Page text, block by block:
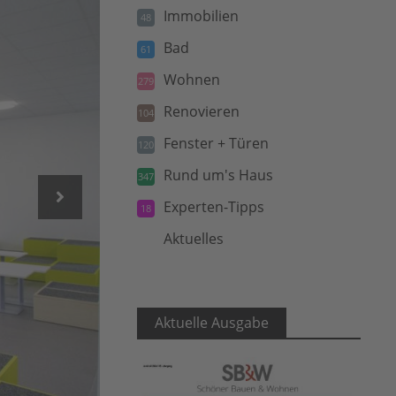
48 Immobilien
61 Bad
279 Wohnen
104 Renovieren
120 Fenster + Türen
347 Rund um's Haus
18 Experten-Tipps
Aktuelles
Aktuelle Ausgabe